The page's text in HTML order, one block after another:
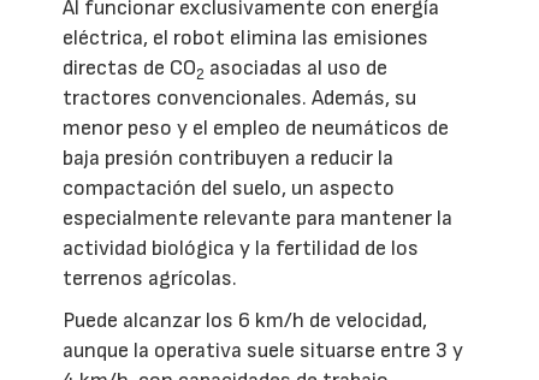
Al funcionar exclusivamente con energía
eléctrica, el robot elimina las emisiones
directas de CO2 asociadas al uso de
tractores convencionales. Además, su
menor peso y el empleo de neumáticos de
baja presión contribuyen a reducir la
compactación del suelo, un aspecto
especialmente relevante para mantener la
actividad biológica y la fertilidad de los
terrenos agrícolas.
Puede alcanzar los 6 km/h de velocidad,
aunque la operativa suele situarse entre 3 y